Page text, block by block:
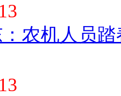
农机人员